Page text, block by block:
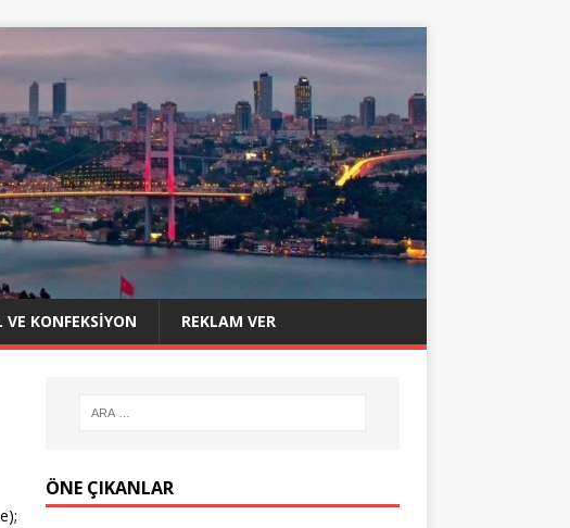
VE KONFEKSIYON REKLAM VER
ÖNE ÇIKANLAR